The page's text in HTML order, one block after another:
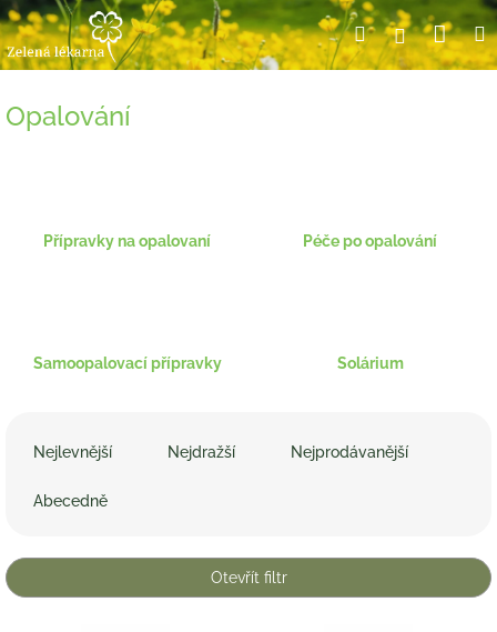
Přejít
na
obsah
HledatPřihlášení
Opalování
Přípravky na opalovaní Péče po opalování
Samoopalovací přípravky Solárium
p
r
Nejlevnější Nejdražší Nejprodávanější
Abecedně
Otevřít filtr